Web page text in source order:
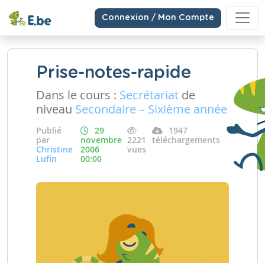
Connexion / Mon Compte
Prise-notes-rapide
Dans le cours : Secrétariat de
niveau Secondaire – Sixième année
Publié
par
Christine
Lufin
29
novembre
2006
00:00
2221
vues
1947
téléchargements